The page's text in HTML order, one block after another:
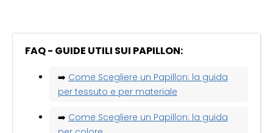
FAQ - GUIDE UTILI SUI PAPILLON:
➡️ Come Scegliere un Papillon: la guida
per tessuto e per materiale
➡️ Come Scegliere un Papillon: la guida